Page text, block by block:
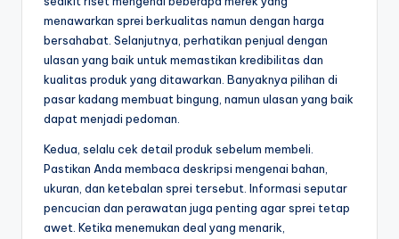
menawarkan sprei berkualitas namun dengan harga
bersahabat. Selanjutnya, perhatikan penjual dengan
ulasan yang baik untuk memastikan kredibilitas dan
kualitas produk yang ditawarkan. Banyaknya pilihan di
pasar kadang membuat bingung, namun ulasan yang baik
dapat menjadi pedoman.
Kedua, selalu cek detail produk sebelum membeli.
Pastikan Anda membaca deskripsi mengenai bahan,
ukuran, dan ketebalan sprei tersebut. Informasi seputar
pencucian dan perawatan juga penting agar sprei tetap
awet. Ketika menemukan deal yang menarik,